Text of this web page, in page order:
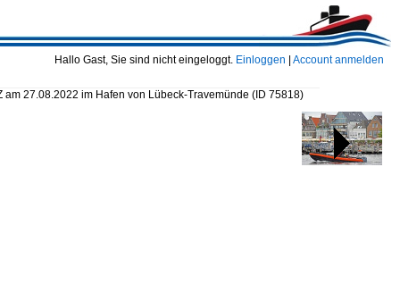
Hallo Gast, Sie sind nicht eingeloggt. Einloggen Account anmelden
am 27.08.2022 im Hafen von Lübeck-Travemünde (ID 75818)